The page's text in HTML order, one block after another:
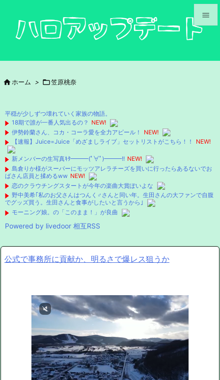



検索
 ホーム > 笠原桃奈
平穏が少しずつ壊れていく家族の物語。
18期で誰が一番人気出るの？ NEW!
伊勢鈴蘭さん、コカ・コーラ愛を全力アピール！
NEW!
【速報】Juice=Juice「めざましライブ」セットリストがこちら！！
NEW!
新メンバーの生写真ｷﾀ━━━(ﾟ∀ﾟ)━━━!! NEW!
島倉りか様がスーパーにモッツアレラチーズを買いに行ったらあるないでお
ばさん店員と揉めるww NEW!
恋のクラウチングスタートが今年の楽曲大賞ぽいよな
野中美希｢私のお父さんはつんく♂さんと同い年。生田さんの大ファンで自腹
でグッズ買う。生田さんと食事がしたいと言うから｣
モーニング娘。の「このまま！」が良曲
Powered by livedoor 相互RSS
公式で事務所に貢献か、明るさで爆レス狙うか